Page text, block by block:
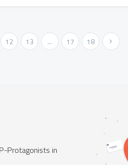
12 13 ... 17 18 Next »
Protagonists in